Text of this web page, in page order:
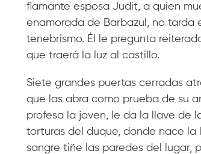
flamante esposa Judit, a quien
enamorada de Barbazul, no
tenebrismo. Él le pregunta
que traerá la luz al castillo.
Siete grandes puertas cerradas
que las abra como prueba de su
profesa la joven, le da la llave de
torturas del duque, donde nace la
sangre tiñe las paredes del lugar,